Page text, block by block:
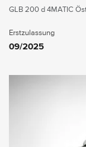
GLB 200 d 4MATIC
Erstzulassung
09/2025